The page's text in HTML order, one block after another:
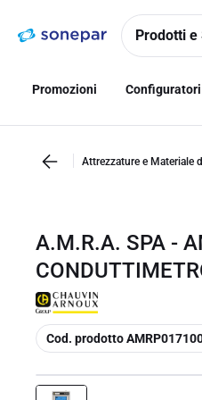
navigazionealla
Prodotti e
Promozioni Configuratori
Attrezzature e Materiale
A.M.R.A. SPA -
copia
Cod. prodotto